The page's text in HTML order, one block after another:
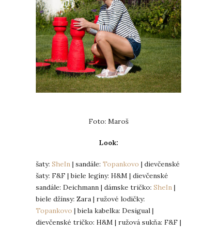
Foto: Maroš
Look:
šaty: SheIn | sandále: Topankovo | dievčenské
šaty: F&F | biele legíny: H&M | dievčenské
sandále: Deichmann | dámske tričko: SheIn |
biele džínsy: Zara | ružové lodičky:
Topankovo | biela kabelka: Desigual |
dievčenské tričko: H&M | ružová sukňa: F&F |